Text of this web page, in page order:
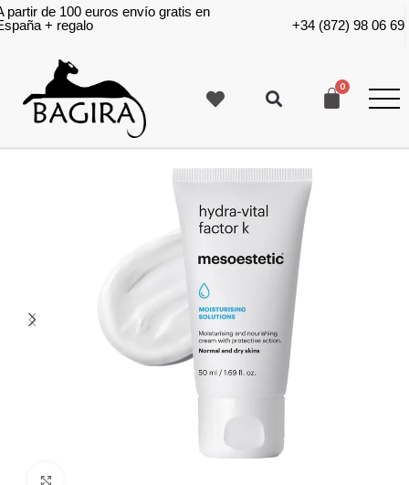
partir de 100 euros envío gratis en
+ regalo
+34 (872) 98 06 69